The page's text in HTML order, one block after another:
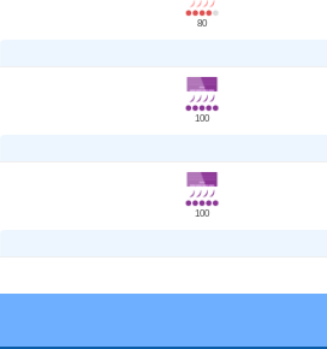
80
100
100